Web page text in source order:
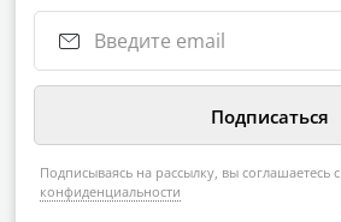
Подписываясь на рассылку, вы соглашаетесь с
конфиденциальности